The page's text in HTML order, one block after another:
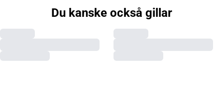
Du kanske också gillar